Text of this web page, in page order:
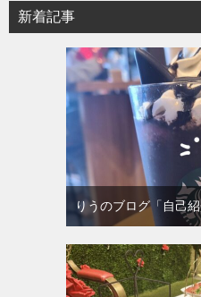
新着記事
りうのブログ「自己